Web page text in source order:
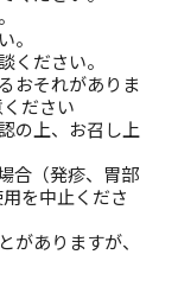
。
ください。
おそれがありま
ださい
の上、お召し上
合（発疹、胃部
を中止くださ
がありますが、